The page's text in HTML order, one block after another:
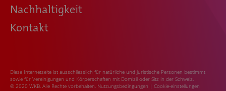
Nachhaltigkeit
Kontakt
Diese Internetseite ist ausschliesslich für natürliche und juristische Personen bestimmt
sowie für Vereinigungen und Körperschaften mit Domizil oder Sitz in der Schweiz.
© 2020 WKB. Alle Rechte vorbehalten. Nutzungsbedingungen | Cookie-einstellungen